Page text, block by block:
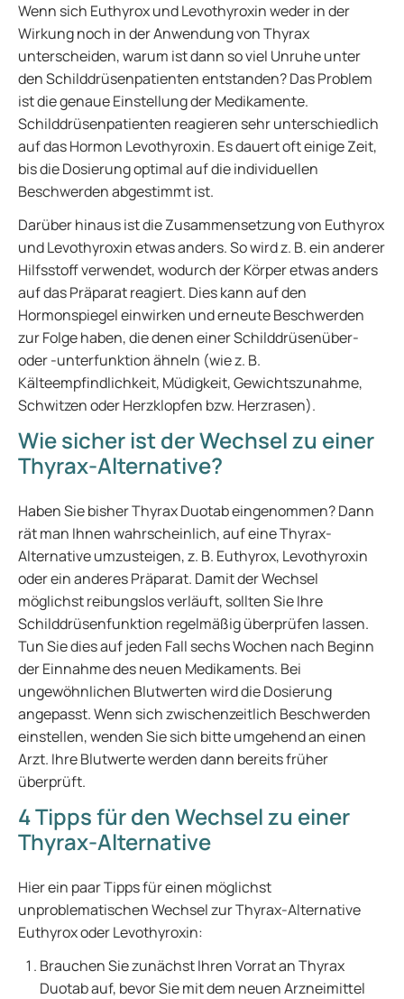
Wenn sich Euthyrox und Levothyroxin weder in der
Wirkung noch in der Anwendung von Thyrax
unterscheiden, warum ist dann so viel Unruhe unter
den Schilddrüsenpatienten entstanden? Das Problem
ist die genaue Einstellung der Medikamente.
Schilddrüsenpatienten reagieren sehr unterschiedlich
auf das Hormon Levothyroxin. Es dauert oft einige Zeit,
bis die Dosierung optimal auf die individuellen
Beschwerden abgestimmt ist.
Darüber hinaus ist die Zusammensetzung von Euthyrox
und Levothyroxin etwas anders. So wird z. B. ein anderer
Hilfsstoff verwendet, wodurch der Körper etwas anders
auf das Präparat reagiert. Dies kann auf den
Hormonspiegel einwirken und erneute Beschwerden
zur Folge haben, die denen einer Schilddrüsenüber-
oder -unterfunktion ähneln (wie z. B.
Kälteempfindlichkeit, Müdigkeit, Gewichtszunahme,
Schwitzen oder Herzklopfen bzw. Herzrasen).
Wie sicher ist der Wechsel zu einer
Thyrax-Alternative?
Haben Sie bisher Thyrax Duotab eingenommen? Dann
rät man Ihnen wahrscheinlich, auf eine Thyrax-
Alternative umzusteigen, z. B. Euthyrox, Levothyroxin
oder ein anderes Präparat. Damit der Wechsel
möglichst reibungslos verläuft, sollten Sie Ihre
Schilddrüsenfunktion regelmäßig überprüfen lassen.
Tun Sie dies auf jeden Fall sechs Wochen nach Beginn
der Einnahme des neuen Medikaments. Bei
ungewöhnlichen Blutwerten wird die Dosierung
angepasst. Wenn sich zwischenzeitlich Beschwerden
einstellen, wenden Sie sich bitte umgehend an einen
Arzt. Ihre Blutwerte werden dann bereits früher
überprüft.
4 Tipps für den Wechsel zu einer
Thyrax-Alternative
Hier ein paar Tipps für einen möglichst
unproblematischen Wechsel zur Thyrax-Alternative
Euthyrox oder Levothyroxin:
Brauchen Sie zunächst Ihren Vorrat an Thyrax
Duotab auf, bevor Sie mit dem neuen Arzneimittel